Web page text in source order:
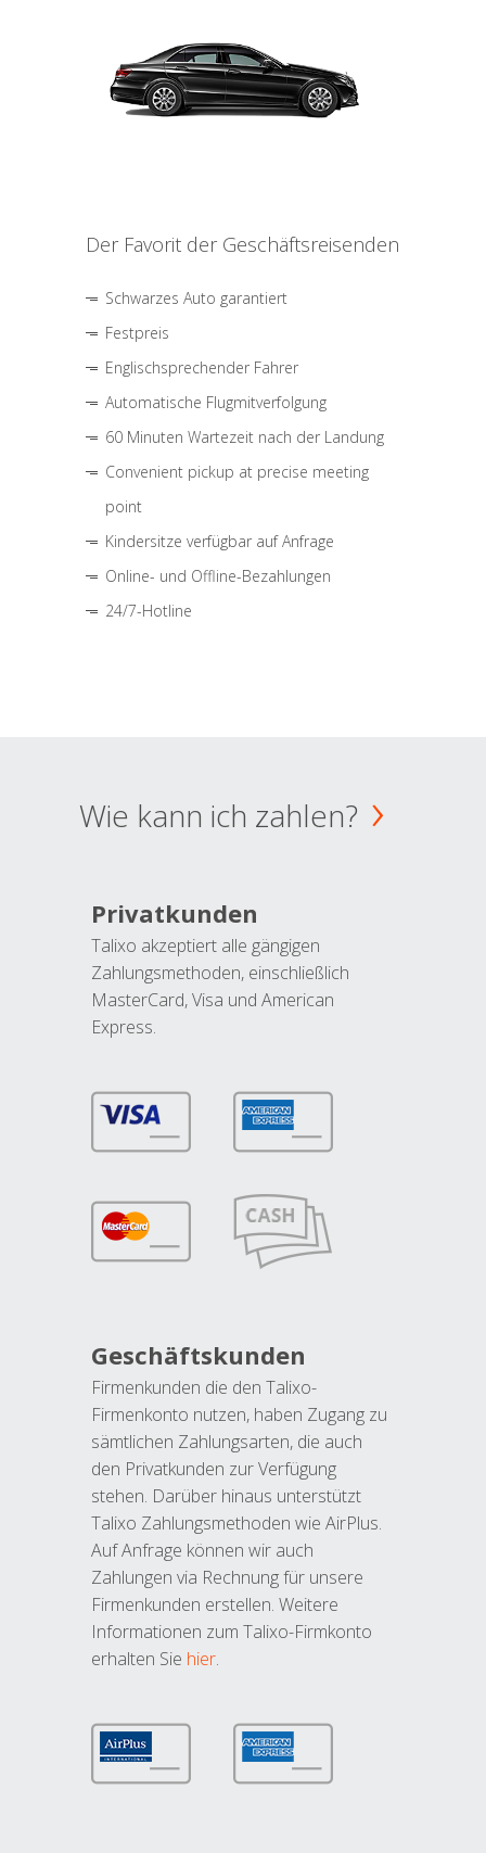
Der Favorit der Geschäftsreisenden
Schwarzes Auto garantiert
Festpreis
Englischsprechender Fahrer
Automatische Flugmitverfolgung
60 Minuten Wartezeit nach der Landung
Convenient pickup at precise meeting
point
Kindersitze verfügbar auf Anfrage
Online- und Offline-Bezahlungen
24/7-Hotline
Wie kann ich zahlen?
Privatkunden
Talixo akzeptiert alle gängigen
Zahlungsmethoden, einschließlich
MasterCard, Visa und American
Express.
Geschäftskunden
Firmenkunden die den Talixo-
Firmenkonto nutzen, haben Zugang zu
sämtlichen Zahlungsarten, die auch
den Privatkunden zur Verfügung
stehen. Darüber hinaus unterstützt
Talixo Zahlungsmethoden wie AirPlus.
Auf Anfrage können wir auch
Zahlungen via Rechnung für unsere
Firmenkunden erstellen. Weitere
Informationen zum Talixo-Firmkonto
erhalten Sie hier.